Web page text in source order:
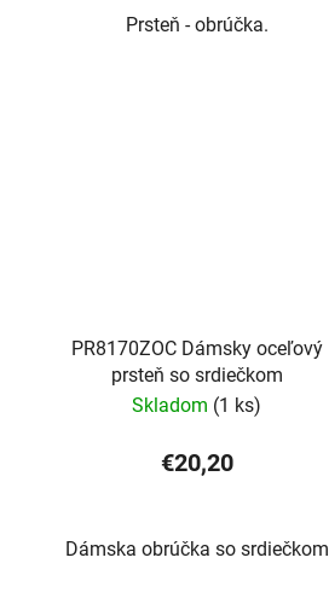
Prsteň - obrúčka.
PR8170ZOC Dámsky oceľový
prsteň so srdiečkom
Skladom (1 ks)
€20,20
Dámska obrúčka so srdiečkom